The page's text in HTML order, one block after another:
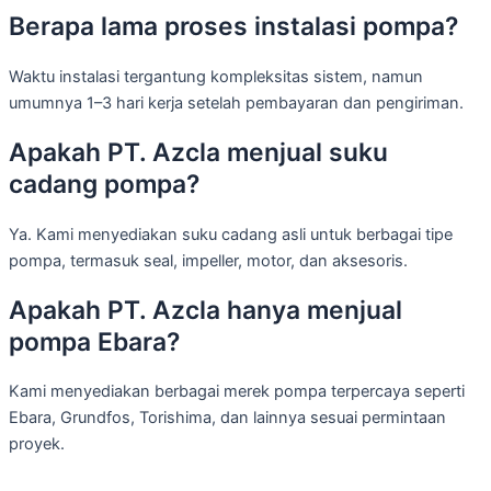
Berapa lama proses instalasi pompa?
Waktu instalasi tergantung kompleksitas sistem, namun
umumnya 1–3 hari kerja setelah pembayaran dan pengiriman.
Apakah PT. Azcla menjual suku
cadang pompa?
Ya. Kami menyediakan suku cadang asli untuk berbagai tipe
pompa, termasuk seal, impeller, motor, dan aksesoris.
Apakah PT. Azcla hanya menjual
pompa Ebara?
Kami menyediakan berbagai merek pompa terpercaya seperti
Ebara, Grundfos, Torishima, dan lainnya sesuai permintaan
proyek.